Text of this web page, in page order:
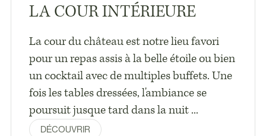
LA COUR INTÉRIEURE
La cour du château est notre lieu favori
pour un repas assis à la belle étoile ou bien
un cocktail avec de multiples buffets. Une
fois les tables dressées, l'ambiance se
poursuit jusque tard dans la nuit ...
DÉCOUVRIR